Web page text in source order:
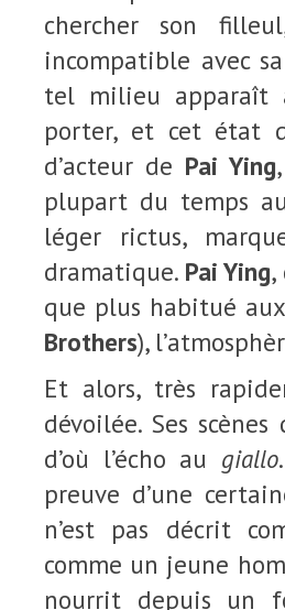
chercher son
incompatible avec
tel milieu apparaît
porter, et cet état
d’acteur de Pai Ying
plupart du temps
léger rictus,
dramatique. Pai Ying,
que plus habitué aux
Brothers),
Et alors, très
dévoilée. Ses
d’où l’écho au giallo
preuve d’une
n’est pas décrit
comme un jeune
nourrit depuis un